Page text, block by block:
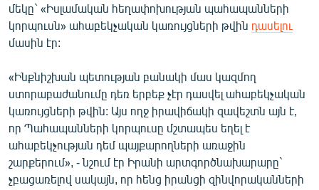
մեկը` «Իսլամական հեղափոխության պահապանների
կորպուսն» ահաբեկչական կառույցների թվին դասելու
մասին էր:
«Ինքնիշխան պետության բանակի մաս կազմող
ստորաբաժանումը դեռ երբեք չէր դասվել ահաբեկչական
կառույցների թվին: Այս ողջ իրավիճակի զավեշտն այն է,
որ Պահապանների կորպուսը մշտապես եղել է
ահաբեկչության դեմ պայքարողների առաջին
շարքերում», - նշում էր Իրանի արտգործնախարարը`
չբացառելով սակայն, որ հենց իրանցի զինվորականների